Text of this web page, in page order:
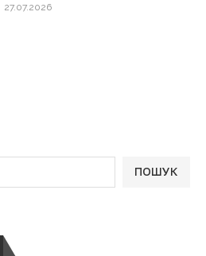
27.07.2026
ПОШУК